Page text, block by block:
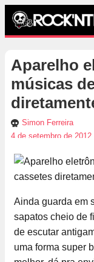
Aparelho
músicas
Simon Ferreira
4 de setembro de
Ainda guarda em
sapatos cheio de
de escutar
uma forma super